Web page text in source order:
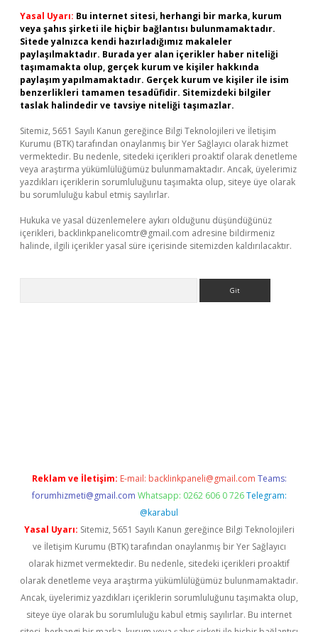
Yasal Uyarı: Bu internet sitesi, herhangi bir marka, kurum
veya şahıs şirketi ile hiçbir bağlantısı bulunmamaktadır.
Sitede yalnızca kendi hazırladığımız makaleler
paylaşılmaktadır. Burada yer alan içerikler haber niteliği
taşımamakta olup, gerçek kurum ve kişiler hakkında
paylaşım yapılmamaktadır. Gerçek kurum ve kişiler ile isim
benzerlikleri tamamen tesadüfidir. Sitemizdeki bilgiler
taslak halindedir ve tavsiye niteliği taşımazlar.
Sitemiz, 5651 Sayılı Kanun gereğince Bilgi Teknolojileri ve İletişim
Kurumu (BTK) tarafından onaylanmış bir Yer Sağlayıcı olarak hizmet
vermektedir. Bu nedenle, sitedeki içerikleri proaktif olarak denetleme
veya araştırma yükümlülüğümüz bulunmamaktadır. Ancak, üyelerimiz
yazdıkları içeriklerin sorumluluğunu taşımakta olup, siteye üye olarak
bu sorumluluğu kabul etmiş sayılırlar.
Hukuka ve yasal düzenlemelere aykırı olduğunu düşündüğünüz
içerikleri, backlinkpanelicomtr@gmail.com adresine bildirmeniz
halinde, ilgili içerikler yasal süre içerisinde sitemizden kaldırılacaktır.
Reklam ve İletişim: E-mail: backlinkpaneli@gmail.com Teams:
forumhizmeti@gmail.com Whatsapp: 0262 606 0 726 Telegram:
@karabul
Yasal Uyarı: Sitemiz, 5651 Sayılı Kanun gereğince Bilgi Teknolojileri
ve İletişim Kurumu (BTK) tarafından onaylanmış bir Yer Sağlayıcı
olarak hizmet vermektedir. Bu nedenle, sitedeki içerikleri proaktif
olarak denetleme veya araştırma yükümlülüğümüz bulunmamaktadır.
Ancak, üyelerimiz yazdıkları içeriklerin sorumluluğunu taşımakta olup,
siteye üye olarak bu sorumluluğu kabul etmiş sayılırlar. Bu internet